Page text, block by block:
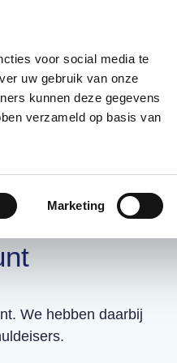
voor social media te
uw gebruik van onze
kunnen deze gegevens
verzameld op basis van
Marketing
aanmelden helpdesk
Informatie
We hebben daarbij